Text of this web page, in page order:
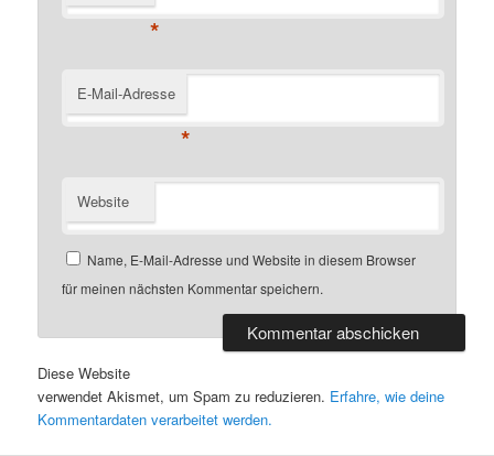
*
E-Mail-Adresse
*
Website
Name, E-Mail-Adresse und Website in diesem Browser
für meinen nächsten Kommentar speichern.
Diese Website
verwendet Akismet, um Spam zu reduzieren. Erfahre, wie deine
Kommentardaten verarbeitet werden.